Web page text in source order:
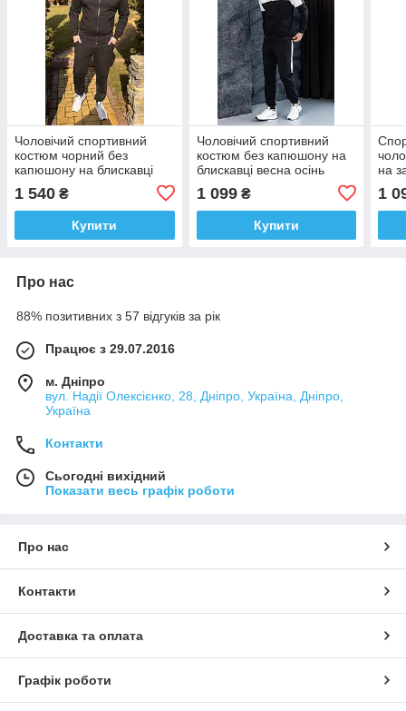
Чоловічий спортивний
костюм чорний без
капюшону на блискавці
1 540 ₴
Купити
Чоловічий спортивний
костюм без капюшону на
блискавці весна осінь
1 099₴
Купити
на
1
Про нас
88% позитивних з 57 відгуків за рік
Працює з 29.07.2016
м. Дніпро
вул. Надії Олексієнко, 28, Дніпро, Україна, Дніпро,
Україна
Контакти
Сьогодні вихідний
Показати весь графік роботи
Про нас
Контакти
Доставка та оплата
Графік роботи